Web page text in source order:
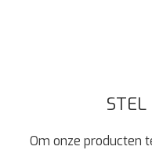
STEL
Om onze producten